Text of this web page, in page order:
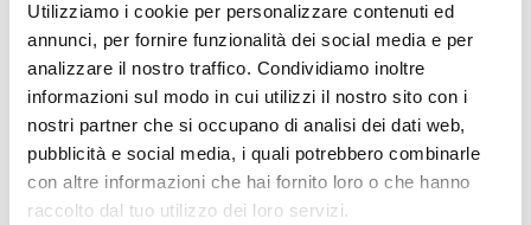
Utilizziamo i cookie per personalizzare contenuti ed
annunci, per fornire funzionalità dei social media e per
analizzare il nostro traffico. Condividiamo inoltre
informazioni sul modo in cui utilizzi il nostro sito con i
nostri partner che si occupano di analisi dei dati web,
pubblicità e social media, i quali potrebbero combinarle
con altre informazioni che hai fornito loro o che hanno
raccolto dal tuo utilizzo dei loro servizi.
Ultimi giorni per esercitare prelazioni e rinnovi
C’è tempo fino domenica con modalità enunciate
Rinnovi on-line, Porto Antico, Chiavari e ricevitorie
In corso 21ma edizione Un Cuore Grande Così
La raccolta benefica più longeva tra tifosi di calcio
Abbonamenti solidali pazienti comunità terapeutiche